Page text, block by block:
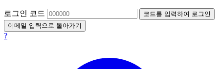
로그인 코드
코드를 입력하여 로그인
이메일 입력으로 돌아가기
?